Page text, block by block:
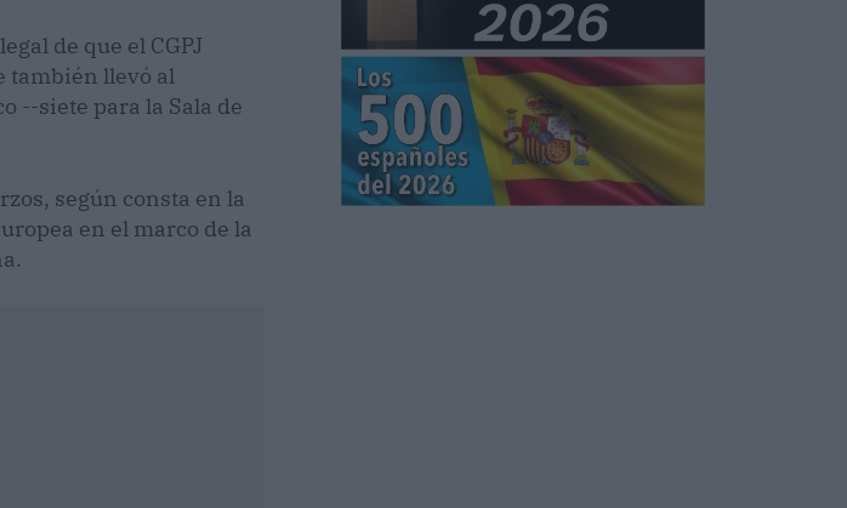
de que el CGPJ
también llevó al
--siete para la Sala de
según consta en la
en el marco de la